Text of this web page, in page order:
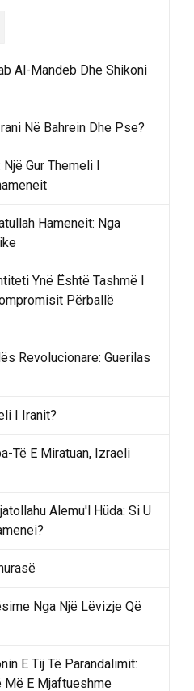
Al-Mandeb Dhe Shikoni
Në Bahrein Dhe Pse?
Gur Themeli I
Hameneit: Nga
Ynë Është Tashmë I
Përballë
Revolucionare: Guerilas
I Iranit?
Të E Miratuan, Izraeli
Alemu'l Hüda: Si U
Nga Një Lëvizje Që
E Tij Të Parandalimit:
Më E Mjaftueshme